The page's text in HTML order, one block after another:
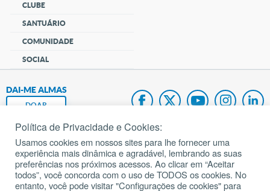
CLUBE
SANTUÁRIO
COMUNIDADE
SOCIAL
DAI-ME ALMAS
DOAR
Fundação João Paulo II
Pedido de Oração
Mapa do site
Política de Privacidade e Cookies:
Usamos cookies em nossos sites para lhe fornecer uma
experiência mais dinâmica e agradável, lembrando as suas
preferências nos próximos acessos. Ao clicar em “Aceitar
todos”, você concorda com o uso de TODOS os cookies. No
entanto, você pode visitar "Configurações de cookies" para